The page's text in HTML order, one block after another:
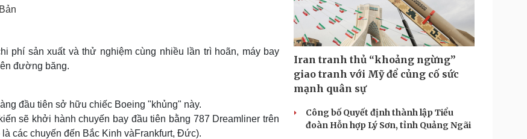
Lịch thi đấu bóng đá
Hậu trường
Doanh nghiệp 24h
Doanh nhân
Tin Công nghệ
Trải nghiệm
Chuyển đổi số
Văn hóa
Âm nhạc
Di sản
Sao Việt
Podcast
Câu chuyện thời sự
Cửa sổ tình yêu
Kể chuyện cho bé
Hạt giống tâm hồn
phí sản xuất và thử nghiệm cùng nhiều lần trì hoãn, máy bay
đường băng.
đầu tiên sở hữu chiếc Boeing "khủng" này.
sẽ khởi hành chuyến bay đầu tiên bằng 787 Dreamliner trên
các chuyến đến Bắc Kinh vàFrankfurt, Đức).
Iran tranh thủ “khoảng ngừng”
giao tranh với Mỹ để củng cố sức
mạnh quân sự
Công bố Quyết định thành lập Tiểu
đoàn Hỗn hợp Lý Sơn, tỉnh Quảng Ngãi